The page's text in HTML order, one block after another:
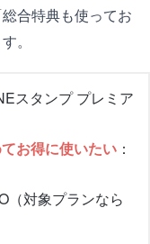
合特典も使ってお
。
スタンプ プレミア
お得に使いたい ：
（対象プランなら